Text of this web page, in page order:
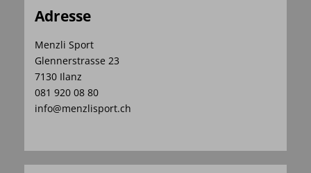
Adresse
Menzli Sport
Glennerstrasse 23
7130 Ilanz
081 920 08 80
info@menzlisport.ch